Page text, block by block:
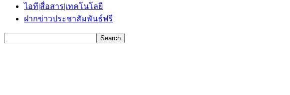
ไอที|สื่อสาร|เทคโนโลยี
ฝากข่าวประชาสัมพันธ์ฟรี